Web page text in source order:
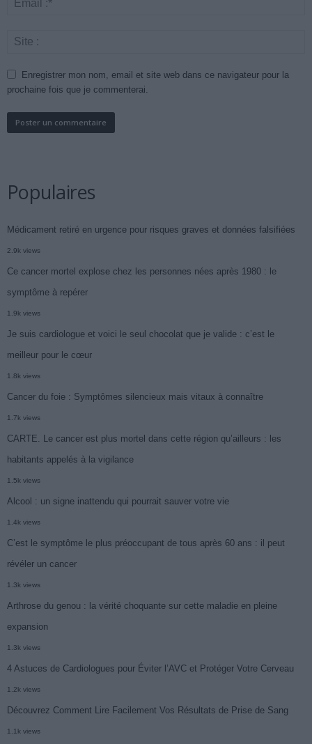
Enregistrer mon nom, email et site web dans ce navigateur pour la
prochaine fois que je commenterai.
Populaires
Médicament retiré en urgence pour risques graves et données falsifiées
2.9k views
Ce cancer mortel explose chez les personnes nées après 1980 : le
symptôme à repérer
1.9k views
Je suis cardiologue et voici le seul chocolat que je valide : c’est le
meilleur pour le cœur
1.8k views
Cancer du foie : Symptômes silencieux mais vitaux à connaître
1.7k views
CARTE. Le cancer est plus mortel dans cette région qu’ailleurs : les
habitants appelés à la vigilance
1.5k views
Alcool : un signe inattendu qui pourrait sauver votre vie
1.4k views
C’est le symptôme le plus préoccupant de tous après 60 ans : il peut
révéler un cancer
1.3k views
Arthrose du genou : la vérité choquante sur cette maladie en pleine
expansion
1.3k views
4 Astuces de Cardiologues pour Éviter l’AVC et Protéger Votre Cerveau
1.2k views
Découvrez Comment Lire Facilement Vos Résultats de Prise de Sang
1.1k views